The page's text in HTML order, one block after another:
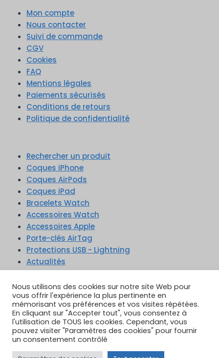
Mon compte
Nous contacter
Suivi de commande
CGV
Cookies
FAQ
Mentions légales
Paiements sécurisés
Conditions de retours
Politique de confidentialité
Rechercher un produit
Coques iPhone
Coques AirPods
Coques iPad
Bracelets Watch
Accessoires Watch
Accessoires Apple
Porte-clés AirTag
Protections USB - Lightning
Actualités
TikTok YouTube
Google Reviews
Instagram
Nous utilisons des cookies sur notre site Web pour
vous offrir l'expérience la plus pertinente en
mémorisant vos préférences et vos visites répétées.
En cliquant sur "Accepter tout", vous consentez à
l'utilisation de TOUS les cookies. Cependant, vous
pouvez visiter "Paramètres des cookies" pour fournir
un consentement contrôlé